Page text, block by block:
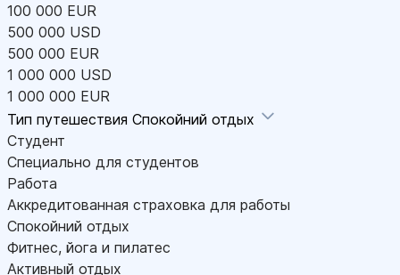
100 000 EUR
500 000 USD
500 000 EUR
1 000 000 USD
1 000 000 EUR
Тип путешествия Спокойний отдых
Студент
Специально для студентов
Работа
Аккредитованная страховка для работы
Спокойний отдых
Фитнес, йога и пилатес
Активный отдых